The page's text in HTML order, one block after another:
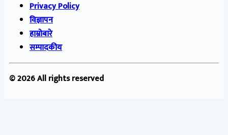
Privacy Policy
विज्ञापन
हाम्रोबारे
सम्पादकीय
© 2026 All rights reserved